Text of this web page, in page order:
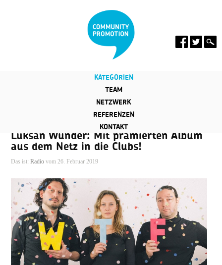
KATEGORIEN
TEAM
NETZWERK
REFERENZEN
KONTAKT
Luksan Wunder: Mit prämierten Album
aus dem Netz in die Clubs!
Das ist: Radiovom 26. Februar 2019